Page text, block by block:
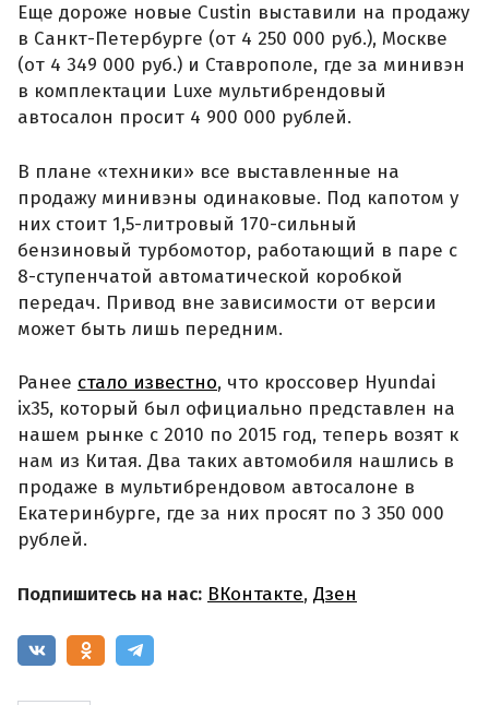
Еще дороже новые Custin выставили на продажу
в Санкт-Петербурге (от 4 250 000 руб.), Москве
(от 4 349 000 руб.) и Ставрополе, где за минивэн
в комплектации Luxe мультибрендовый
автосалон просит 4 900 000 рублей.
В плане «техники» все выставленные на
продажу минивэны одинаковые. Под капотом у
них стоит 1,5-литровый 170-сильный
бензиновый турбомотор, работающий в паре с
8-ступенчатой автоматической коробкой
передач. Привод вне зависимости от версии
может быть лишь передним.
Ранее стало известно, что кроссовер Hyundai
ix35, который был официально представлен на
нашем рынке с 2010 по 2015 год, теперь возят к
нам из Китая. Два таких автомобиля нашлись в
продаже в мультибрендовом автосалоне в
Екатеринбурге, где за них просят по 3 350 000
рублей.
Подпишитесь на нас: ВКонтакте, Дзен